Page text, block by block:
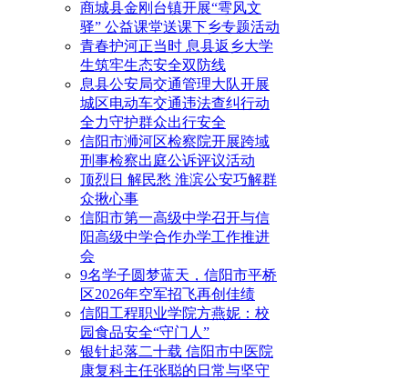
商城县金刚台镇开展“雩风文
驿” 公益课堂送课下乡专题活动
青春护河正当时 息县返乡大学
生筑牢生态安全双防线
息县公安局交通管理大队开展
城区电动车交通违法查纠行动
全力守护群众出行安全
信阳市浉河区检察院开展跨域
刑事检察出庭公诉评议活动
顶烈日 解民愁 淮滨公安巧解群
众揪心事
信阳市第一高级中学召开与信
阳高级中学合作办学工作推进
会
9名学子圆梦蓝天，信阳市平桥
区2026年空军招飞再创佳绩
信阳工程职业学院方燕妮：校
园食品安全“守门人”
银针起落二十载 信阳市中医院
康复科主任张聪的日常与坚守